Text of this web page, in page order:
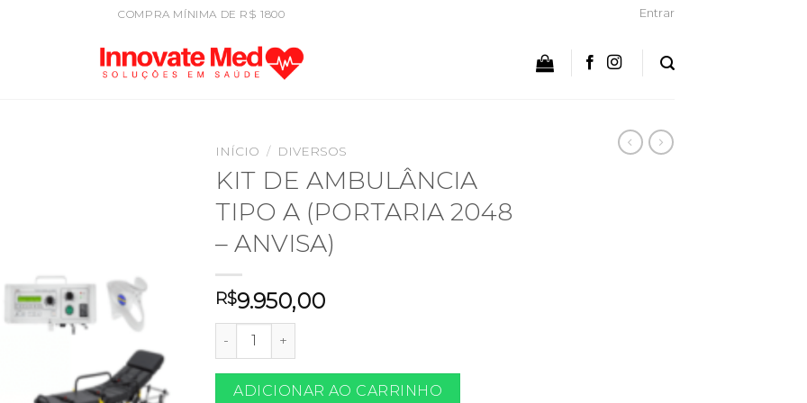
COMPRA MÍNIMA DE R$ 1800 Entrar
INÍCIO / DIVERSOS
KIT DE AMBULÂNCIA
TIPO A (PORTARIA 2048
– ANVISA)
R$9.950,00
KIT DE AMBULÂNCIA TIPO A (PORTARIA 2048 - ANVISA) quantidade
ADICIONAR AO CARRINHO